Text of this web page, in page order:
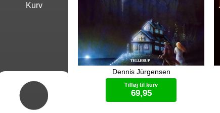
Kurv
Året er 1928. Vi befinder os på Cape
Cod-tangen ved Atlanterhavet.
Privatdetektiven Harry Norton og
hans blonde assistent, Tippi Tulip,
ankommer en regnfuld nat til Cape
Dennis Jürgensen
Tilføj til kurv
69,95